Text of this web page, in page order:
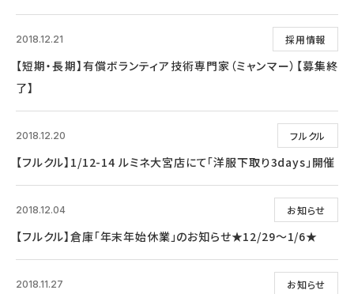
採用情報
2018.12.21
【短期・長期】有償ボランティア技術専門家（ミャンマー）【募集終
了】
フルクル
2018.12.20
【フルクル】1/12-14 ルミネ大宮店にて「洋服下取り3days」開催
お知らせ
2018.12.04
【フルクル】倉庫「年末年始休業」のお知らせ★12/29～1/6★
お知らせ
2018.11.27